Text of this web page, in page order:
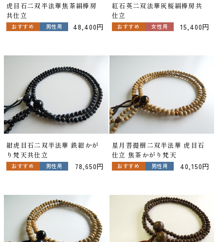
虎目石二双半法華焦茶絹棒房
共仕立
48,400円
おすすめ 男性用
紅石英二双法華灰桜絹棒房共
仕立
15,400円
おすすめ 女性用
紺虎目石二双半法華 鉄紺かが
り梵天共仕立
78,650円
おすすめ 男性用
星月菩提樹二双半法華 虎目石
仕立 焦茶かがり梵天
40,150円
おすすめ 男性用